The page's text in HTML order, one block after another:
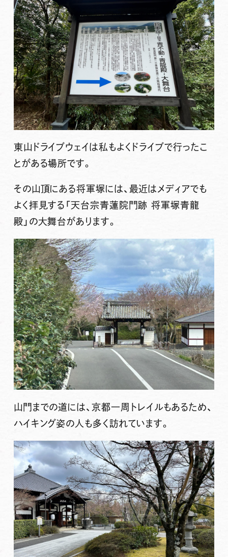
東山ドライブウェイは私もよくドライブで行ったこ
とがある場所です。
その山頂にある将軍塚には、最近はメディアでも
よく拝見する「天台宗青蓮院門跡 将軍塚青龍
殿」の大舞台があります。
山門までの道には、京都一周トレイルもあるため、
ハイキング姿の人も多く訪れています。